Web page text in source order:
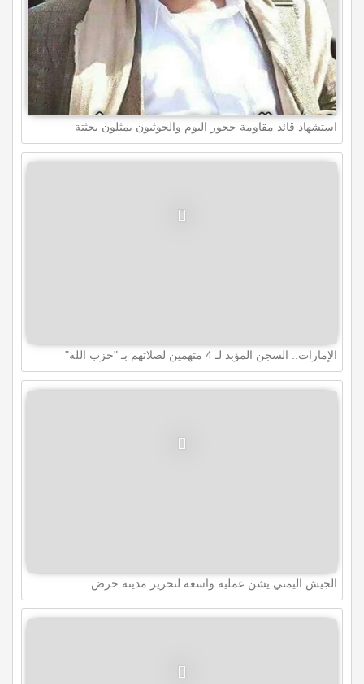
استشهاد قائد مقاومة حجور اليوم والحوثيون يمثلون بجثتة
الإمارات.. السجن المؤبد لـ 4 متهمين لصلاتهم بـ "حزب الله"
الجيش اليمني يشن عملية واسعة لتحرير مدينة حرض